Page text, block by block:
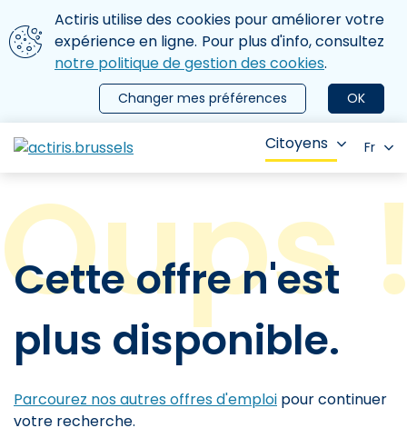
Aller au contenu principal
Nous utilisons des cookies
Actiris utilise des cookies pour améliorer votre
expérience en ligne. Pour plus d'info, consultez
notre politique de gestion des cookies.
OK
Changer mes préférences
le menu
Citoyens Fr
Cette offre n'est
plus disponible.
Parcourez nos autres offres d'emploi pour continuer
votre recherche.